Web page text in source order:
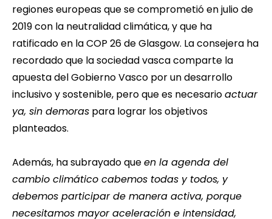
regiones europeas que se comprometió en julio de
2019 con la neutralidad climática, y que ha
ratificado en laCOP 26 de Glasgow. La consejera ha
recordado que la sociedad vasca comparte la
apuesta del Gobierno Vasco por un desarrollo
inclusivo y sostenible, pero que es necesario actuar
ya, sin demoras  para lograr los objetivos
planteados.
Además, ha subrayado que en la agenda del
cambio climático cabemos todas y todos, y
debemos participar de manera activa, porque
necesitamos mayor aceleración e intensidad,